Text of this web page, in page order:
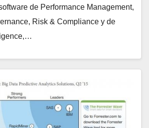
de Performance Management,
Risk & Compliance y de